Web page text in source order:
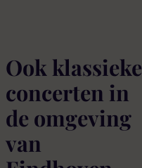
Ook klassieke
concerten in
de omgeving
van